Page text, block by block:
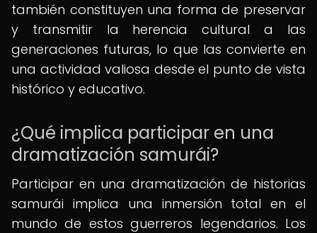
también constituyen una forma de preservar
y transmitir la herencia cultural a las
generaciones futuras, lo que las convierte en
una actividad valiosa desde el punto de vista
histórico y educativo.
¿Qué implica participar en una
dramatización samurái?
Participar en una dramatización de historias
samurái implica una inmersión total en el
mundo de estos guerreros legendarios. Los